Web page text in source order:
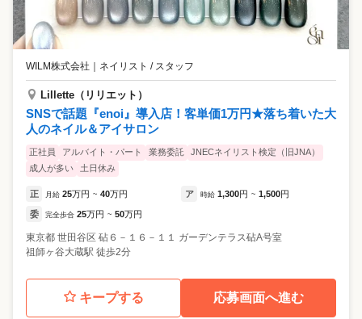
WILM株式会社 ｜ ネイリスト / スタッフ
Lillette（リリエット）
SNSで話題『enoi』導入店！客単価1万円★落ち着いた大
人のネイル＆アイサロン
正社員 アルバイト・パート 業務委託
JNECネイリスト検定（旧JNA）
成人が多い
土日休み
正 月給 25万円 ~ 40万円 ア 時給 1,300円 ~ 1,500円
委 完全歩合 25万円 ~ 50万円
東京都 世田谷区 砧６－１６－１１ ガーデンテラス砧A号室
祖師ヶ谷大蔵駅 徒歩2分
キープする 応募画面へ進む